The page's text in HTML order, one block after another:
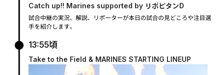
Catch up!! Marines supported by リポビタンD
試合中継の実況、解説、リポーターが本日の試合の見どころや注目選
手を紹介します。
13:55頃
Take to the Field & MARINES STARTING LINEUP